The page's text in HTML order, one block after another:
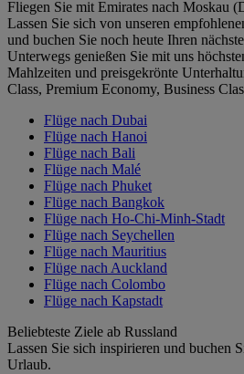
Fliegen Sie mit Emirates nach Moskau
Lassen Sie sich von unseren
und buchen Sie noch heute Ihren
Unterwegs genießen Sie mit uns
Mahlzeiten und preisgekrönte
Class, Premium Economy, Business
Flüge nach Dubai
Flüge nach Hanoi
Flüge nach Bali
Flüge nach Malé
Flüge nach Phuket
Flüge nach Bangkok
Flüge nach Ho-Chi-Minh-Stadt
Flüge nach Seychellen
Flüge nach Mauritius
Flüge nach Auckland
Flüge nach Colombo
Flüge nach Kapstadt
Beliebteste Ziele ab Russland
Lassen Sie sich inspirieren und buchen
Urlaub.